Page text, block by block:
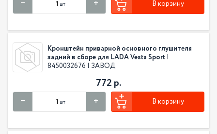
шт В корзину
Кронштейн приварной основного глушителя
задний в сборе для LADA Vesta Sport |
8450032676 | ЗАВОД
772 р.
шт В корзину